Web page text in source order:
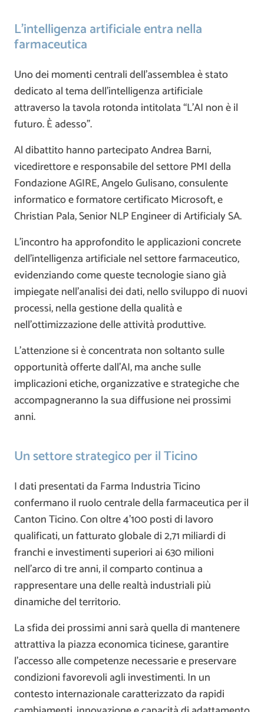
L’intelligenza artificiale entra nella
farmaceutica
Uno dei momenti centrali dell’assemblea è stato
dedicato al tema dell’intelligenza artificiale
attraverso la tavola rotonda intitolata “L’AI non è il
futuro. È adesso”.
Al dibattito hanno partecipato Andrea Barni,
vicedirettore e responsabile del settore PMI della
Fondazione AGIRE, Angelo Gulisano, consulente
informatico e formatore certificato Microsoft, e
Christian Pala, Senior NLP Engineer di Artificialy SA.
L’incontro ha approfondito le applicazioni concrete
dell’intelligenza artificiale nel settore farmaceutico,
evidenziando come queste tecnologie siano già
impiegate nell’analisi dei dati, nello sviluppo di nuovi
processi, nella gestione della qualità e
nell’ottimizzazione delle attività produttive.
L’attenzione si è concentrata non soltanto sulle
opportunità offerte dall’AI, ma anche sulle
implicazioni etiche, organizzative e strategiche che
accompagneranno la sua diffusione nei prossimi
anni.
Un settore strategico per il Ticino
I dati presentati da Farma Industria Ticino
confermano il ruolo centrale della farmaceutica per il
Canton Ticino. Con oltre 4’100 posti di lavoro
qualificati, un fatturato globale di 2,71 miliardi di
franchi e investimenti superiori ai 630 milioni
nell’arco di tre anni, il comparto continua a
rappresentare una delle realtà industriali più
dinamiche del territorio.
La sfida dei prossimi anni sarà quella di mantenere
attrattiva la piazza economica ticinese, garantire
l’accesso alle competenze necessarie e preservare
condizioni favorevoli agli investimenti. In un
contesto internazionale caratterizzato da rapidi